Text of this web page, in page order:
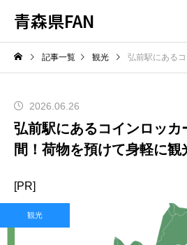
青森県FAN
記事一覧 観光 弘前駅にあるコインロッ
2026.06.26
弘前駅にあるコインロッカ
間！荷物を預けて身軽に観
[PR]
観光